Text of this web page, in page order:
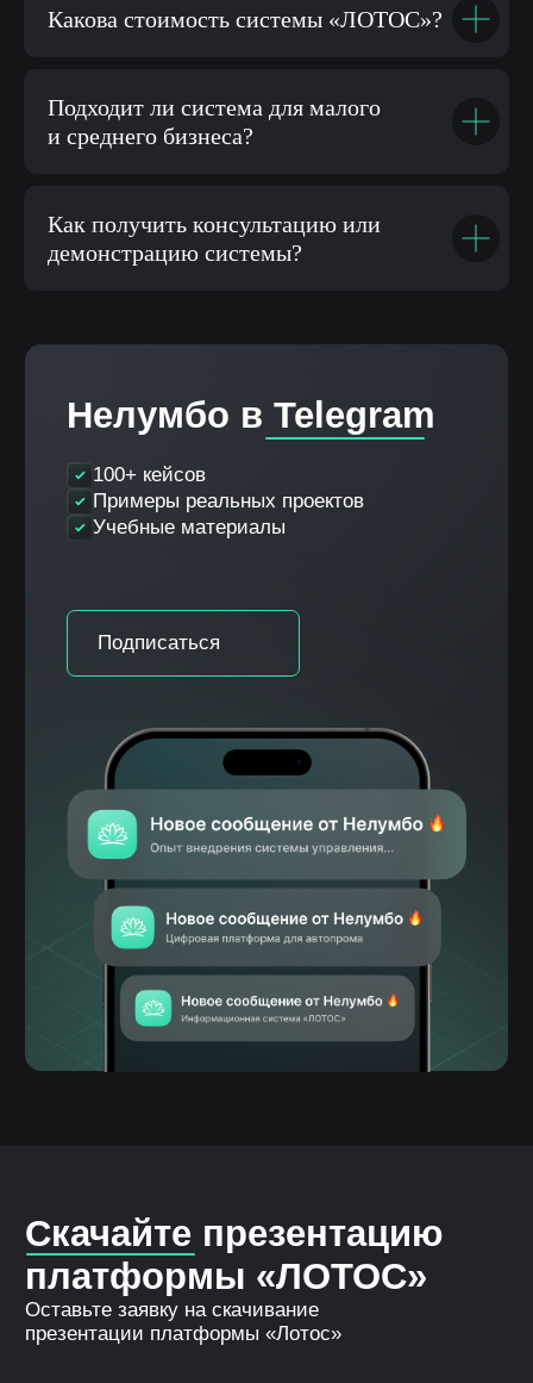
Какова стоимость системы «ЛОТОС»?
Подходит ли система для малого
и среднего бизнеса?
Как получить консультацию или
демонстрацию системы?